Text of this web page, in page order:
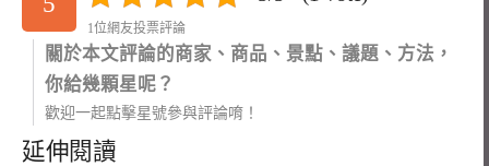
1位網友投票評論
關於本文評論的商家、商品、景點、議題、方法，
你給幾顆星呢？
歡迎一起點擊星號參與評論唷！
延伸閱讀